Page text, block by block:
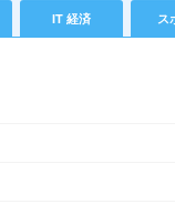
IT 経済 ス